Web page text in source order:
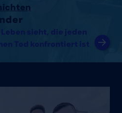
Leben sieht, die jeden
Tod konfrontiert ist